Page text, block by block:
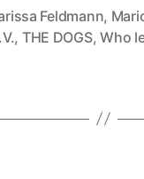
Feldmann,
, THE DOGS,Who